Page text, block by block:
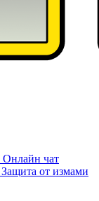
Онлайн чат
Защита от измами